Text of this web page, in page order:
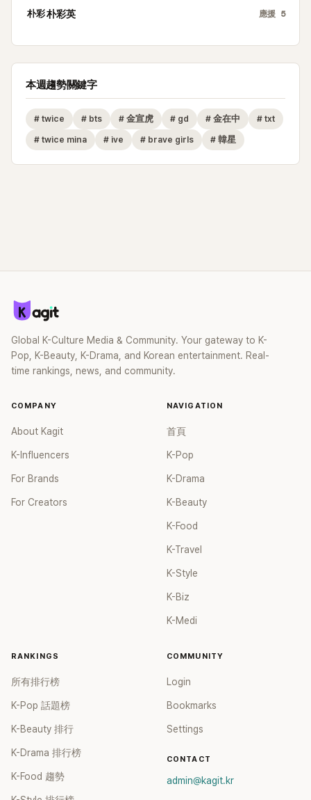
朴彩朴彩英 應援 5
本週趨勢關鍵字
# twice # bts # 金宣虎 # gd # 金在中 # txt
# twice mina # ive # brave girls # 韓星
Global K-Culture Media & Community. Your gateway to K-
Pop, K-Beauty, K-Drama, and Korean entertainment. Real-
time rankings, news, and community.
COMPANY
About Kagit
K-Influencers
For Brands
For Creators
NAVIGATION
首頁
K-Pop
K-Drama
K-Beauty
K-Food
K-Travel
K-Style
K-Biz
K-Medi
RANKINGS
所有排行榜
K-Pop 話題榜
K-Beauty 排行
K-Drama 排行榜
K-Food 趨勢
COMMUNITY
Login
Bookmarks
Settings
CONTACT
admin@kagit.kr